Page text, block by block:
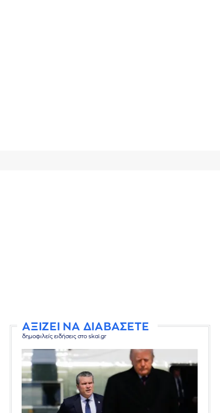
ΑΞΙΖΕΙ ΝΑ ΔΙΑΒΑΣΕΤΕ
δημοφιλείς ειδήσεις στο skai.gr